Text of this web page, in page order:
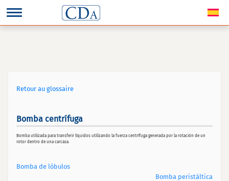
Retour au glossaire
Bomba centrífuga
Bomba utilizada para transferir líquidos utilizando la fuerza centrífuga generada por la rotación de un
rotor dentro de una carcasa.
Bomba de lóbulos
Bomba peristáltica